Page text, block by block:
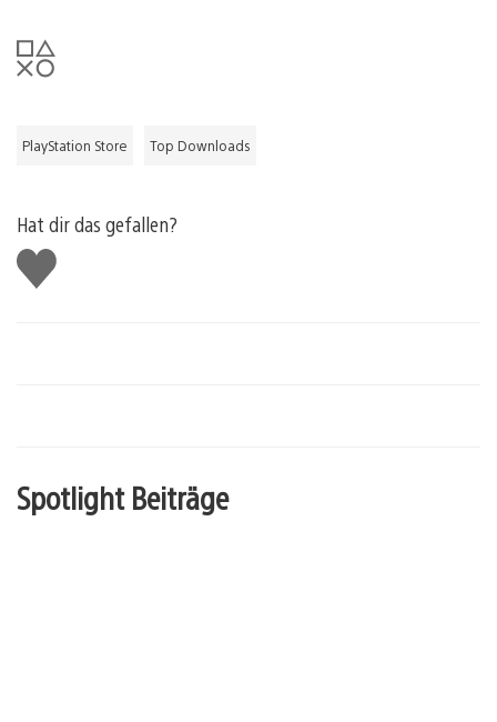
PlayStation Store Top Downloads
Hat dir das gefallen?
Gefällt
mir
Spotlight Beiträge